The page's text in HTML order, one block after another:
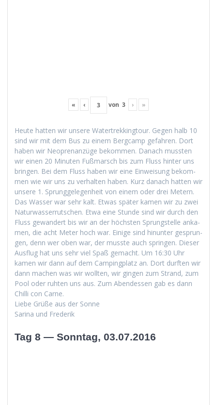
« ‹ von 3 › »
Heute hat­ten wir unsere Watertrekking­tour. Gegen halb 10
sind wir mit dem Bus zu einem Bergcamp gefahren. Dort
haben wir Neo­pre­nanzüge bekom­men. Danach mussten
wir einen 20 Minuten Fuß­marsch bis zum Fluss hin­ter uns
brin­gen. Bei dem Fluss haben wir eine Ein­weisung bekom­
men wie wir uns zu ver­hal­ten haben. Kurz danach hat­ten wir
unsere 1. Sprunggele­gen­heit von einem oder drei Metern.
Das Wass­er war sehr kalt. Etwas später kamen wir zu zwei
Natur­wasser­rutschen. Etwa eine Stunde sind wir durch den
Fluss gewan­dert bis wir an der höch­sten Sprung­stelle anka­
men, die acht Meter hoch war. Einige sind hin­unter gesprun­
gen, denn wer oben war, der musste auch sprin­gen. Dieser
Aus­flug hat uns sehr viel Spaß gemacht. Um 16:30 Uhr
kamen wir dann auf dem Camp­ing­platz an. Dort durften wir
dann machen was wir woll­ten, wir gin­gen zum Strand, zum
Pool oder ruht­en uns aus. Zum Aben­dessen gab es dann
Chilli con Carne.
Liebe Grüße aus der Sonne
Sari­na und Frederik
Tag 8 — Sonntag, 03.07.2016